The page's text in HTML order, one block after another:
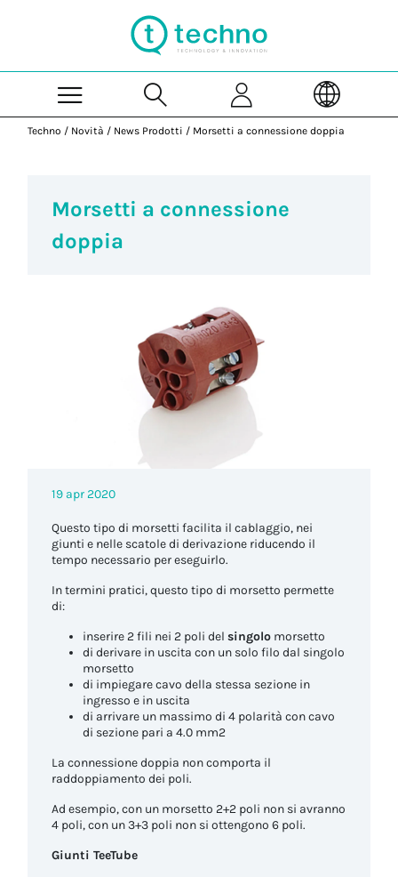
Techno / Novità / News Prodotti / Morsetti a connessione doppia
Morsetti a connessione
doppia
19 apr 2020
Questo tipo di morsetti facilita il cablaggio, nei
giunti e nelle scatole di derivazione riducendo il
tempo necessario per eseguirlo.
In termini pratici, questo tipo di morsetto permette
di:
inserire 2 fili nei 2 poli delsingolo morsetto
di derivare in uscita con un solo filo dal singolo
morsetto
di impiegare cavo della stessa sezione in
ingresso e in uscita
di arrivare un massimo di 4 polarità con cavo
di sezione pari a 4.0 mm2
La connessione doppia non comporta il
raddoppiamento dei poli.
Ad esempio, con un morsetto 2+2 poli non si avranno
4 poli, con un 3+3 poli non si ottengono 6 poli.
Giunti TeeTube